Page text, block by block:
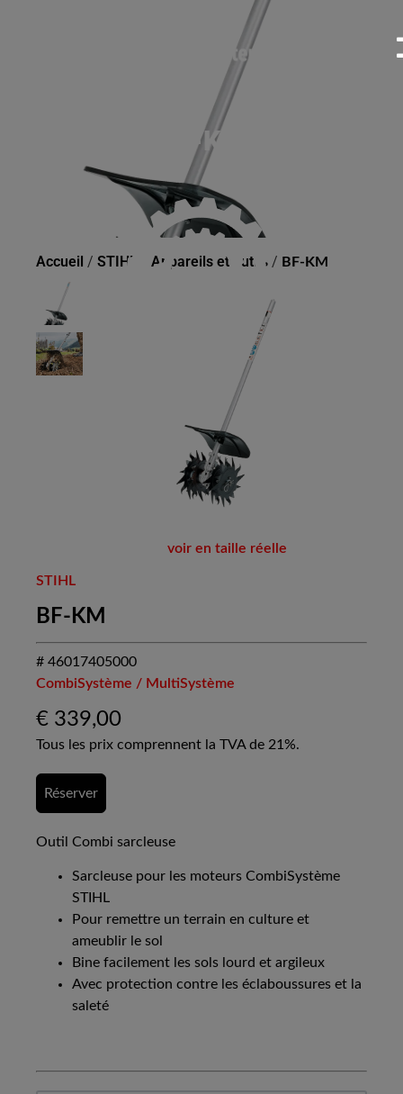
BF-KM
Accueil / STIHL Appareils et outils / BF-KM
voir en taille réelle
STIHL
BF-KM
# 46017405000
CombiSystème / MultiSystème
€ 339,00
Tous les prix comprennent la TVA de 21%.
Réserver
Outil Combi sarcleuse
Sarcleuse pour les moteurs CombiSystème
STIHL
Pour remettre un terrain en culture et
ameublir le sol
Bine facilement les sols lourd et argileux
Avec protection contre les éclaboussures et la
saleté